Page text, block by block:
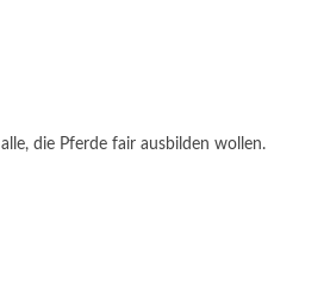
die Pferde fair ausbilden wollen.